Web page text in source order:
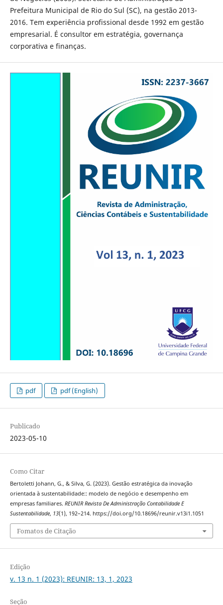
Prefeitura Municipal de Rio do Sul (SC), na gestão 2013-
2016. Tem experiência profissional desde 1992 em gestão
empresarial. É consultor em estratégia, governança
corporativa e finanças.
pdf pdf (English)
Publicado
2023-05-10
Como Citar
Bertoletti Johann, G., & Silva, G. (2023). Gestão estratégica da inovação
orientada à sustentabilidade:: modelo de negócio e desempenho em
empresas familiares. REUNIR Revista De Administração Contabilidade E
Sustentabilidade, 13(1), 192–214. https://doi.org/10.18696/reunir.v13i1.1051
Fomatos de Citação
Edição
v. 13 n. 1 (2023): REUNIR: 13, 1, 2023
Seção